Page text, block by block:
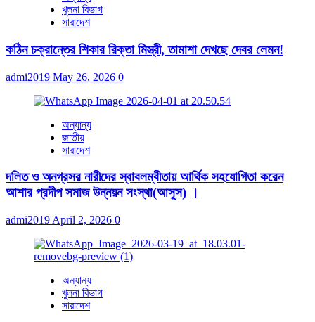
খুলনা বিভাগ
সারাদেশ
কঠিন চক্রান্তের শিকার রিক্তা মিস্ত্রী, তামাশা দেখছে দেবর লেমন!
admi2019 May 26, 2026 0
অন্যান্য
জাতীয়
সারাদেশ
দলিত ও অনগ্রসর নারীদের স্বাবলম্বীতায় আর্থিক সহযোগিতা করেন
আশার প্রদীপ সমাজ উন্নয়ন সংস্থা(আসুস) ।
admi2019 April 2, 2026 0
অন্যান্য
খুলনা বিভাগ
সারাদেশ